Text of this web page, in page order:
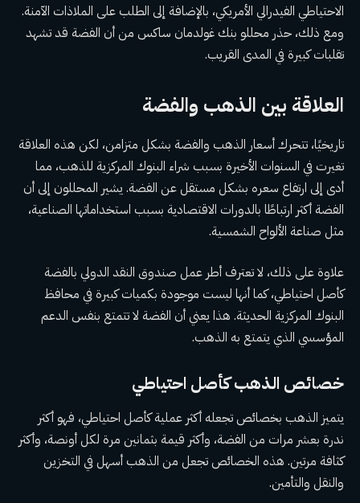
الاحتياطي الفيدرالي الأمريكي، بالإضافة إلى الطلب على الملاذات الآمنة.
ومع ذلك، حذر محللو بنك غولدمان ساكس من أن الفضة قد تشهد
تقلبات كبيرة في المدى القريب.
العلاقة بين الذهب والفضة
تاريخيًا، تتحرك أسعار الذهب والفضة بشكل متزامن، لكن هذه العلاقة
تغيرت في السنوات الأخيرة بسبب شراء البنوك المركزية للذهب، مما
أدى إلى ارتفاع سعره بشكل مستقل عن الفضة. يشير المحللون إلى أن
الفضة أكثر ارتباطًا بالدورات الاقتصادية بسبب استخداماتها الصناعية،
مثل صناعة الألواح الشمسية.
علاوة على ذلك، لا تعترف أطر عمل صندوق النقد الدولي بالفضة
كأصل احتياطي، كما أنها ليست موجودة بكميات كبيرة في محافظ
البنوك المركزية الحديثة. هذا يعني أن الفضة لا تتمتع بنفس الدعم
المؤسسي الذي يتمتع به الذهب.
خصائص الذهب كأصل احتياطي
يتميز الذهب بخصائص تجعله أكثر عملية كأصل احتياطي، فهو أكثر
ندرة بعشر مرات من الفضة، وأكثر قيمة بثمانين مرة لكل أونصة، وأكثر
كثافة مرتين. هذه الخصائص تجعل من الذهب أسهل في التخزين
والنقل والتأمين.